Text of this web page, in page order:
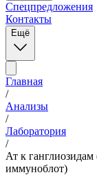
Спецпредложения
Контакты
Ещё
Главная
/
Анализы
/
Лаборатория
/
Ат к
иммуноблот)